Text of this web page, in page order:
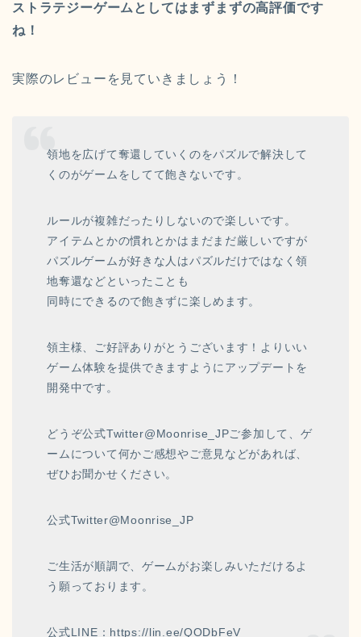
ストラテジーゲームとしてはまずまずの高評価です
ね！
実際のレビューを見ていきましょう！
領地を広げて奪還していくのをパズルで解決して
くのがゲームをしてて飽きないです。
ルールが複雑だったりしないので楽しいです。
アイテムとかの慣れとかはまだまだ厳しいですが
パズルゲームが好きな人はパズルだけではなく領
地奪還などといったことも
同時にできるので飽きずに楽しめます。
領主様、ご好評ありがとうございます！よりいい
ゲーム体験を提供できますようにアップデートを
開発中です。
どうぞ公式Twitter@Moonrise_JPご参加して、ゲ
ームについて何かご感想やご意見などがあれば、
ぜひお聞かせください。
公式Twitter@Moonrise_JP
ご生活が順調で、ゲームがお楽しみいただけるよ
う願っております。
公式LINE：https://lin.ee/QODbFeV